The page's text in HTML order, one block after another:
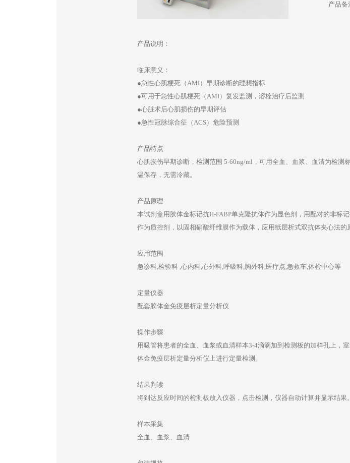
产品备
产品说明：
临床意义：
●急性心肌梗死（AMI）早期诊断的理想指标
●可用于急性心肌梗死（AMI）复发监测，溶栓治疗后监测
●心脏术后心肌损伤的早期评估
●急性冠脉综合征（ACS）危险预测
产品特点
心肌损伤早期诊断，检测范围 5-60ng/ml，可用全血、血浆、血清为检
温保存，无需冷藏。
产品原理
本试剂盒用胶体金标记抗H-FABP单克隆抗体作为显色剂，用配对的非标
作为质控剂，以固相硝酸纤维膜作为载体，应用纸层析式双抗体夹心法的
应用范围
急诊科,检验科 ,心内科,心外科,呼吸科,胸外科,医疗点,急救车,体检中心等
定量仪器
配套胶体金免疫层析定量分析仪
操作步骤
用吸管将患者的全血、血浆或血清样本3-4滴滴加到检测板的加样孔上，
体金免疫层析定量分析仪上进行定量检测。
结果判读
将到达反应时间的检测板放入仪器，点击检测，仪器自动计算并显示结果。
样本采集
全血、血浆、血清